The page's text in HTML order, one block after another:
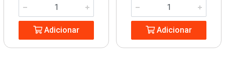
Adicionar Adicionar